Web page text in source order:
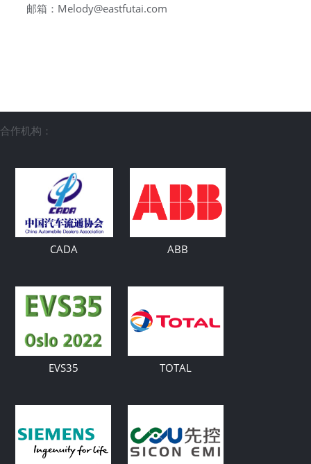
邮箱：Melody@eastfutai.com
合作机构：
CADA ABB
EVS35 TOTAL